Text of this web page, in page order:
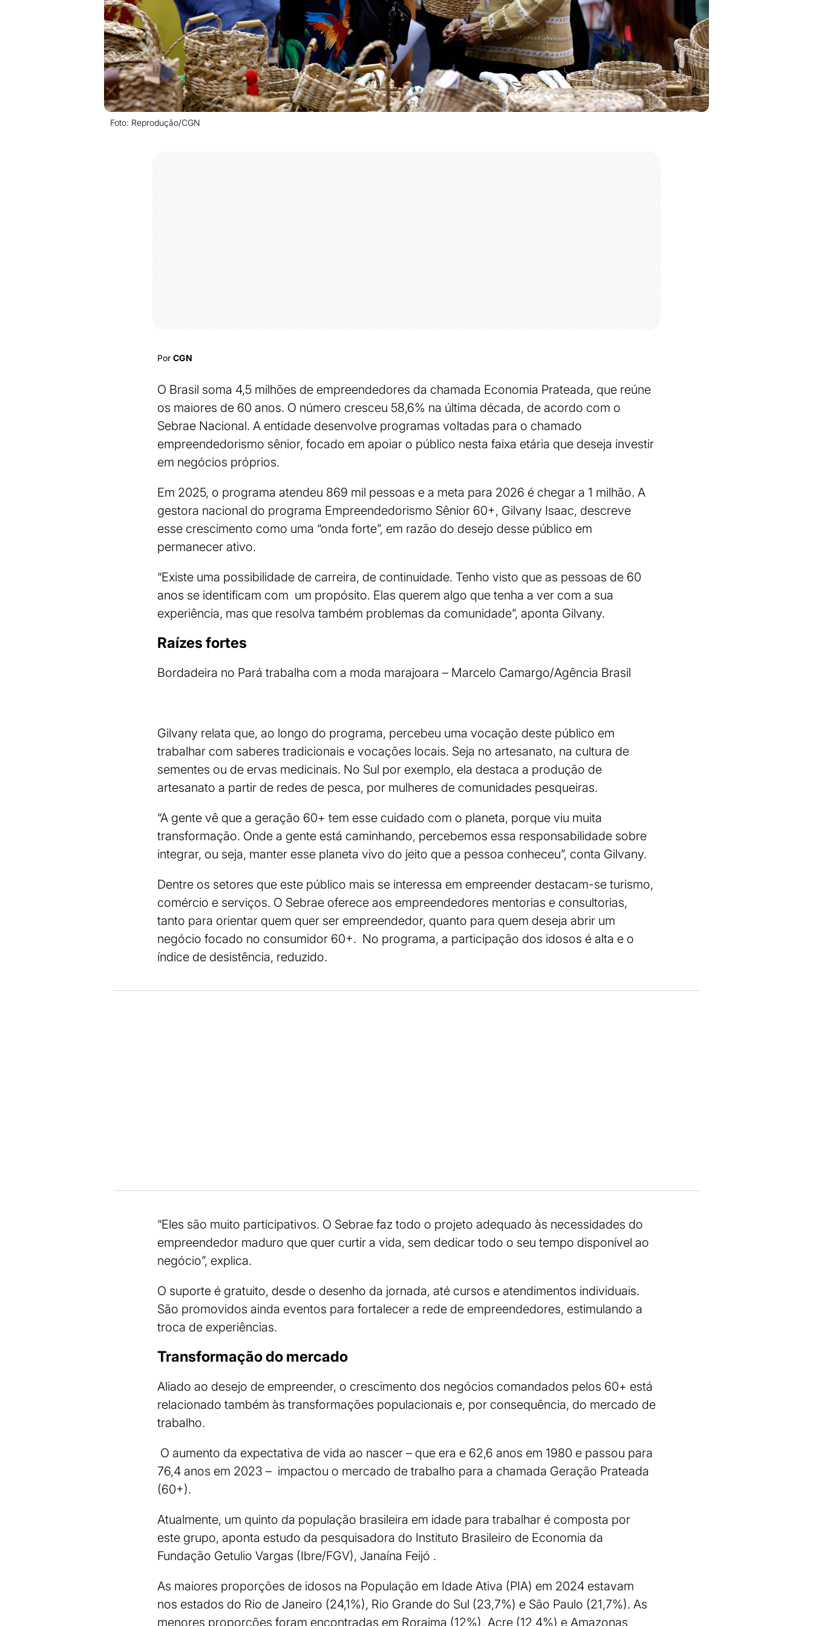
Foto: Reprodução/CGN
Por CGN
O Brasil soma 4,5 milhões de empreendedores da chamada Economia Prateada, que reúne
os maiores de 60 anos. O número cresceu 58,6% na última década, de acordo com o
Sebrae Nacional. A entidade desenvolve programas voltadas para o chamado
empreendedorismo sênior, focado em apoiar o público nesta faixa etária que deseja investir
em negócios próprios.
Em 2025, o programa atendeu 869 mil pessoas e a meta para 2026 é chegar a 1 milhão. A
gestora nacional do programa Empreendedorismo Sênior 60+, Gilvany Isaac, descreve
esse crescimento como uma “onda forte”, em razão do desejo desse público em
permanecer ativo.
“Existe uma possibilidade de carreira, de continuidade. Tenho visto que as pessoas de 60
anos se identificam com um propósito. Elas querem algo que tenha a ver com a sua
experiência, mas que resolva também problemas da comunidade”, aponta Gilvany.
Raízes fortes
Bordadeira no Pará trabalha com a moda marajoara – Marcelo Camargo/Agência Brasil
Gilvany relata que, ao longo do programa, percebeu uma vocação deste público em
trabalhar com saberes tradicionais e vocações locais. Seja no artesanato, na cultura de
sementes ou de ervas medicinais. No Sul por exemplo, ela destaca a produção de
artesanato a partir de redes de pesca, por mulheres de comunidades pesqueiras.
“A gente vê que a geração 60+ tem esse cuidado com o planeta, porque viu muita
transformação. Onde a gente está caminhando, percebemos essa responsabilidade sobre
integrar, ou seja, manter esse planeta vivo do jeito que a pessoa conheceu”, conta Gilvany.
Dentre os setores que este público mais se interessa em empreender destacam-se turismo,
comércio e serviços. O Sebrae oferece aos empreendedores mentorias e consultorias,
tanto para orientar quem quer ser empreendedor, quanto para quem deseja abrir um
negócio focado no consumidor 60+. No programa, a participação dos idosos é alta e o
índice de desistência, reduzido.
“Eles são muito participativos. O Sebrae faz todo o projeto adequado às necessidades do
empreendedor maduro que quer curtir a vida, sem dedicar todo o seu tempo disponível ao
negócio”, explica.
O suporte é gratuito, desde o desenho da jornada, até cursos e atendimentos individuais.
São promovidos ainda eventos para fortalecer a rede de empreendedores, estimulando a
troca de experiências.
Transformação do mercado
Aliado ao desejo de empreender, o crescimento dos negócios comandados pelos 60+ está
relacionado também às transformações populacionais e, por consequência, do mercado de
trabalho.
O aumento da expectativa de vida ao nascer – que era e 62,6 anos em 1980 e passou para
76,4 anos em 2023 – impactou o mercado de trabalho para a chamada Geração Prateada
(60+).
Atualmente, um quinto da população brasileira em idade para trabalhar é composta por
este grupo, aponta estudo da pesquisadora do Instituto Brasileiro de Economia da
Fundação Getulio Vargas (Ibre/FGV), Janaína Feijó .
As maiores proporções de idosos na População em Idade Ativa (PIA) em 2024 estavam
nos estados do Rio de Janeiro (24,1%), Rio Grande do Sul (23,7%) e São Paulo (21,7%). As
menores proporções foram encontradas em Roraima (12%), Acre (12,4%) e Amazonas